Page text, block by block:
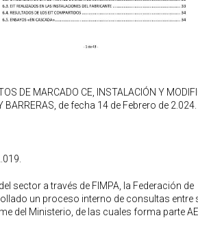
DE MARCADO CE, INSTALACIÓN Y
BARRERAS, de fecha 14 de Febrero de 2.024.
sector a través de FIMPA, la Federación de
un proceso interno de consultas entre
del Ministerio, de las cuales forma parte